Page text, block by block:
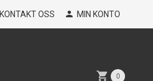
KONTAKT OSS MIN KONTO
0